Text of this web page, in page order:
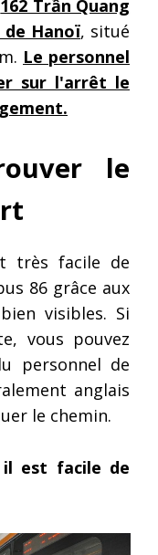
162 Trần Quang
de Hanoï, situé
Le personnel
sur l'arrêt le
le
très facile de
86 grâce aux
visibles. Si
vous pouvez
personnel de
anglais
le chemin.
il est facile de